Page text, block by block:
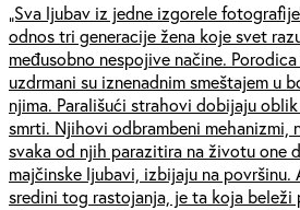
„Sva ljubav iz jedne izgorele
odnos tri generacije žena koje svet
međusobno nespojive načine.
uzdrmani su iznenadnim smeštajem u
njima. Parališući strahovi dobijaju
smrti. Njihovi odbrambeni mehanizmi,
svaka od njih parazitira na životu one
majčinske ljubavi, izbijaju na površinu.
sredini tog rastojanja, je ta koja beleži